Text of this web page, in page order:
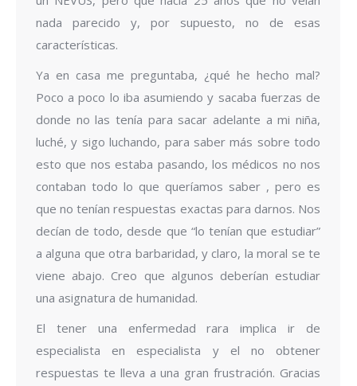
nada parecido y, por supuesto, no de esas
características.
Ya en casa me preguntaba, ¿qué he hecho mal?
Poco a poco lo iba asumiendo y sacaba fuerzas de
donde no las tenía para sacar adelante a mi niña,
luché, y sigo luchando, para saber más sobre todo
esto que nos estaba pasando, los médicos no nos
contaban todo lo que queríamos saber , pero es
que no tenían respuestas exactas para darnos. Nos
decían de todo, desde que “lo tenían que estudiar”
a alguna que otra barbaridad, y claro, la moral se te
viene abajo. Creo que algunos deberían estudiar
una asignatura de humanidad.
El tener una enfermedad rara implica ir de
especialista en especialista y el no obtener
respuestas te lleva a una gran frustración. Gracias